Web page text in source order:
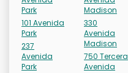
Park
101 Avenida
Park
237
Avenida
Park
Madison
330
Avenida
Madison
750 Tercera
Avenida